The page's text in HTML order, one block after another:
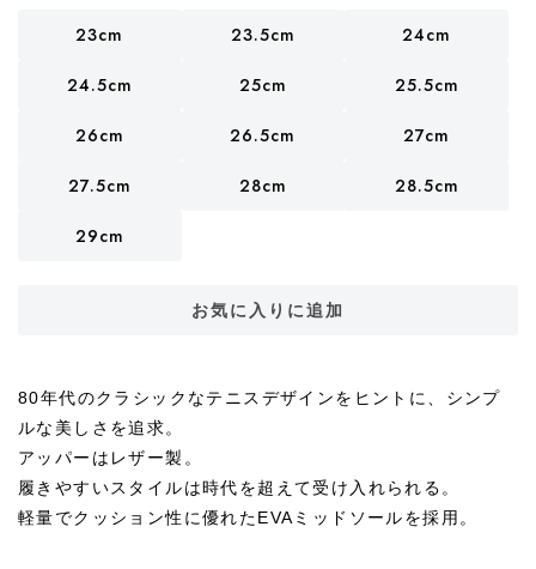
23cm 23.5cm 24cm
24.5cm 25cm 25.5cm
26cm 26.5cm 27cm
27.5cm 28cm 28.5cm
29cm
お気に入りに追加
80年代のクラシックなテニスデザインをヒントに、シンプ
ルな美しさを追求。
アッパーはレザー製。
履きやすいスタイルは時代を超えて受け入れられる。
軽量でクッション性に優れたEVAミッドソールを採用。